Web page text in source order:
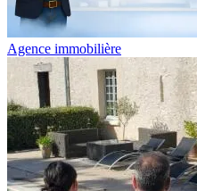
Agence immobilière